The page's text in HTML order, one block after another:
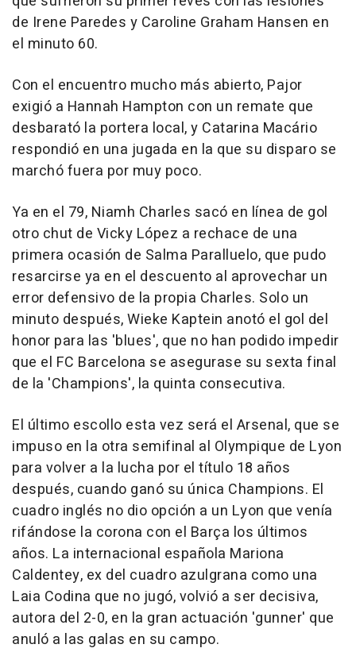
de Irene Paredes y Caroline Graham Hansen en
el minuto 60.
Con el encuentro mucho más abierto, Pajor
exigió a Hannah Hampton con un remate que
desbarató la portera local, y Catarina Macário
respondió en una jugada en la que su disparo se
marchó fuera por muy poco.
Ya en el 79, Niamh Charles sacó en línea de gol
otro chut de Vicky López a rechace de una
primera ocasión de Salma Paralluelo, que pudo
resarcirse ya en el descuento al aprovechar un
error defensivo de la propia Charles. Solo un
minuto después, Wieke Kaptein anotó el gol del
honor para las 'blues', que no han podido impedir
que el FC Barcelona se asegurase su sexta final
de la 'Champions', la quinta consecutiva.
El último escollo esta vez será el Arsenal, que se
impuso en la otra semifinal al Olympique de Lyon
para volver a la lucha por el título 18 años
después, cuando ganó su única Champions. El
cuadro inglés no dio opción a un Lyon que venía
rifándose la corona con el Barça los últimos
años. La internacional española Mariona
Caldentey, ex del cuadro azulgrana como una
Laia Codina que no jugó, volvió a ser decisiva,
autora del 2-0, en la gran actuación 'gunner' que
anuló a las galas en su campo.